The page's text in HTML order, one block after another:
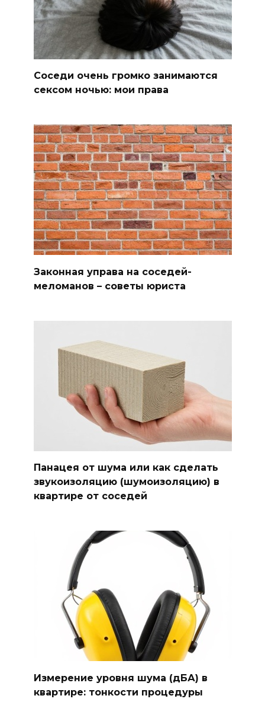
Соседи очень громко занимаются
сексом ночью: мои права
Законная управа на соседей-
меломанов – советы юриста
Панацея от шума или как сделать
звукоизоляцию (шумоизоляцию) в
квартире от соседей
Измерение уровня шума (дБА) в
квартире: тонкости процедуры